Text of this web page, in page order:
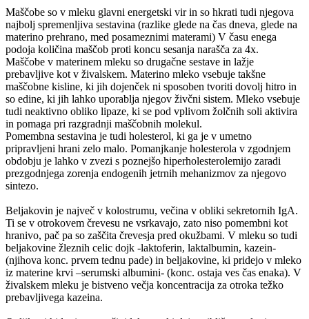
Maščobe so v mleku glavni energetski vir in so hkrati tudi njegova
najbolj spremenljiva sestavina (razlike glede na čas dneva, glede na
materino prehrano, med posameznimi materami) V času enega
podoja količina maščob proti koncu sesanja narašča za 4x.
Maščobe v materinem mleku so drugačne sestave in lažje
prebavljive kot v živalskem. Materino mleko vsebuje takšne
maščobne kisline, ki jih dojenček ni sposoben tvoriti dovolj hitro in
so edine, ki jih lahko uporablja njegov živčni sistem. Mleko vsebuje
tudi neaktivno obliko lipaze, ki se pod vplivom žolčnih soli aktivira
in pomaga pri razgradnji maščobnih molekul.
Pomembna sestavina je tudi holesterol, ki ga je v umetno
pripravljeni hrani zelo malo. Pomanjkanje holesterola v zgodnjem
obdobju je lahko v zvezi s poznejšo hiperholesterolemijo zaradi
prezgodnjega zorenja endogenih jetrnih mehanizmov za njegovo
sintezo.
Beljakovin je največ v kolostrumu, večina v obliki sekretornih IgA.
Ti se v otrokovem črevesu ne vsrkavajo, zato niso pomembni kot
hranivo, pač pa so zaščita črevesja pred okužbami. V mleku so tudi
beljakovine žleznih celic dojk -laktoferin, laktalbumin, kazein-
(njihova konc. prvem tednu pade) in beljakovine, ki pridejo v mleko
iz materine krvi –serumski albumini- (konc. ostaja ves čas enaka). V
živalskem mleku je bistveno večja koncentracija za otroka težko
prebavljivega kazeina.